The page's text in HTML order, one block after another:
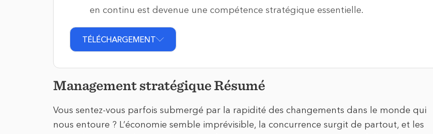
en continu est devenue une compétence stratégique essentielle.
TÉLÉCHARGEMENT
Management stratégique Résumé
Vous sentez-vous parfois submergé par la rapidité des changements dans le monde qui
nous entoure ? L’économie semble imprévisible, la concurrence surgit de partout, et les